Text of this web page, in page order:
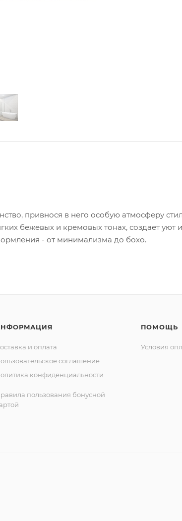
привнося в него особую атмосферу
бежевых и кремовых тонах, создает уют и
- от минимализма до бохо.
и оплата
соглашение
конфиденциальности
пользования бонусной
ПОМОЩЬ
Условия